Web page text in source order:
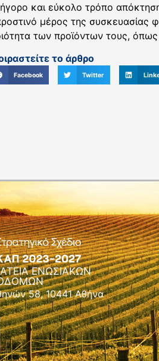
και εύκολο τρόπο
μέρος της συσκευασίας
των προϊόντων τους,
το άρθρο
Facebook Twitter
ΕΝΩΣΙΑΚΩΝ
58, 10441 Αθήνα